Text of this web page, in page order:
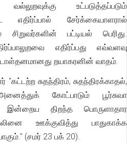
உட்படுத்தப்படும்
எதிர்ப்பால் சேர்க்கையாளரால்
சிறுவர்களின் பட்டியல் பெரிது.
எதிர்ப்பது எவ்வளவு
றயாகரனின் வாதம்.
சுதந்திரம், சுதந்திரக்காதல்,
கோட்பாடும் பூர்சுவா
திறந்த பொருளாதார
ஊக்குவித்து பாதுகாக்க
(சமர் 23 பக் 20).